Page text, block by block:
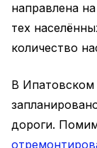
направлена
тех
количество
В Ипатовском
дороги.